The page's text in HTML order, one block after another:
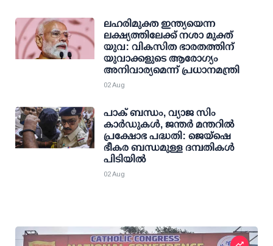
ലഹരിമുക്ത ഇന്ത്യയെന്ന
ലക്ഷ്യത്തിലേക്ക് നശാ മുക്ത്
യുവ: വികസിത ഭാരതത്തിന്
യുവാക്കളുടെ ആരോഗ്യം
അനിവാര്യമെന്ന് പ്രധാനമന്ത്രി
02 Aug
പാക് ബന്ധം, വ്യാജ സിം
കാര്‍ഡുകള്‍, ജന്തര്‍ മന്തറില്‍
പ്രക്ഷോഭ പദ്ധതി: ജെയ്ഷെ
ഭീകര ബന്ധമുള്ള ദമ്പതികള്‍
പിടിയില്‍
02 Aug